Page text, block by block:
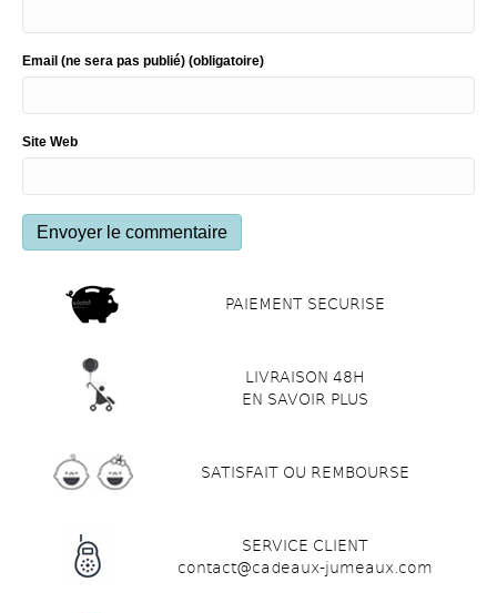
Email (ne sera pas publié) (obligatoire)
Site Web
PAIEMENT SECURISE
LIVRAISON 48H
EN SAVOIR PLUS
SATISFAIT OU REMBOURSE
SERVICE CLIENT
contact@cadeaux-jumeaux.com